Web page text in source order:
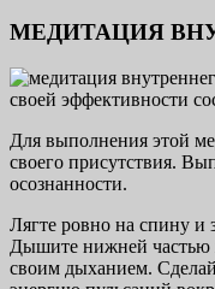
МЕДИТАЦИЯ
своей эффективности
Для выполнения этой
своего присутствия.
осознанности.
Лягте ровно на спину и
Дышите нижней частью
своим дыханием.